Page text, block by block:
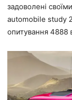
задоволені
automobile study
опитування 4888